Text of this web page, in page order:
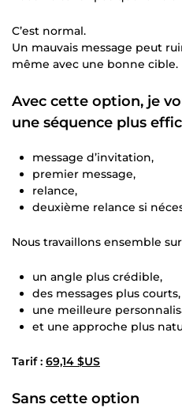
C’est normal.
Un mauvais message peut
même avec une bonne cible.
Avec cette option, je
une séquence plus
message d’invitation,
premier message,
relance,
deuxième relance si
Nous travaillons ensemble
un angle plus crédible,
des messages plus courts,
une meilleure
et une approche plus
Tarif : 69,14 $US
Sans cette option